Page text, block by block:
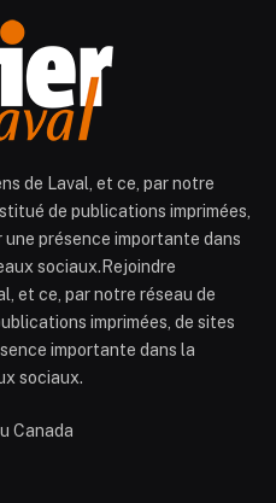
de Laval, et ce, par notre
de publications imprimées,
présence importante dans
sociaux.Rejoindre
et ce, par notre réseau de
imprimées, de sites
importante dans la
sociaux.
Canada